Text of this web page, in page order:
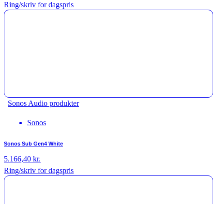
Ring/skriv for dagspris
Sonos Audio produkter
Sonos
Sonos Sub Gen4 White
5.166,40 kr.
Ring/skriv for dagspris